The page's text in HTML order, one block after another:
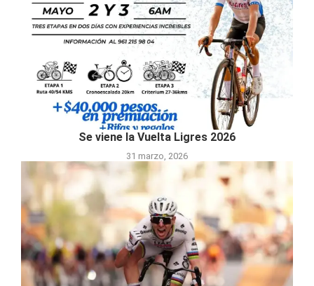
Se viene la Vuelta Ligres 2026
31 marzo, 2026